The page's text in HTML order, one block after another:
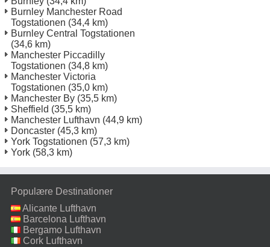
Burnley Manchester Road
Togstationen (34,4 km)
Burnley Central Togstationen
(34,6 km)
Manchester Piccadilly
Togstationen (34,8 km)
Manchester Victoria
Togstationen (35,0 km)
Manchester By (35,5 km)
Sheffield (35,5 km)
Manchester Lufthavn (44,9 km)
Doncaster (45,3 km)
York Togstationen (57,3 km)
York (58,3 km)
Populære Destinationer
Alicante Lufthavn
Barcelona Lufthavn
Bergamo Lufthavn
Cork Lufthavn